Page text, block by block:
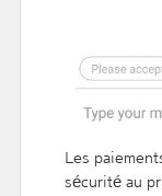
Les
sécurité au